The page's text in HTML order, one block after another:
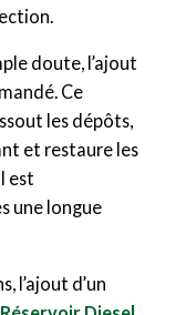
doute, l’ajout
Ce
les dépôts,
et restaure les
est
une longue
l’ajout d’un